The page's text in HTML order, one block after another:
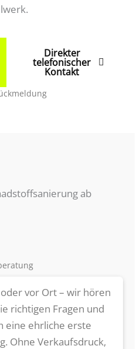
Direkter
telefonischer
Kontakt
ab
vor Ort – wir hören
richtigen Fragen und
eine ehrliche erste
Ohne Verkaufsdruck,